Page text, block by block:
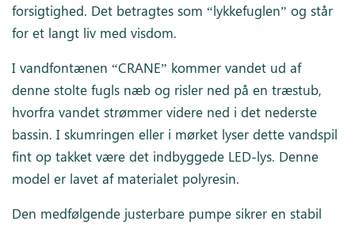
forsigtighed. Det betragtes som “lykkefuglen” og står
for et langt liv med visdom.
I vandfontænen “CRANE” kommer vandet ud af
denne stolte fugls næb og risler ned på en træstub,
hvorfra vandet strømmer videre ned i det nederste
bassin. I skumringen eller i mørket lyser dette vandspil
fint op takket være det indbyggede LED-lys. Denne
model er lavet af materialet polyresin.
Den medfølgende justerbare pumpe sikrer en stabil